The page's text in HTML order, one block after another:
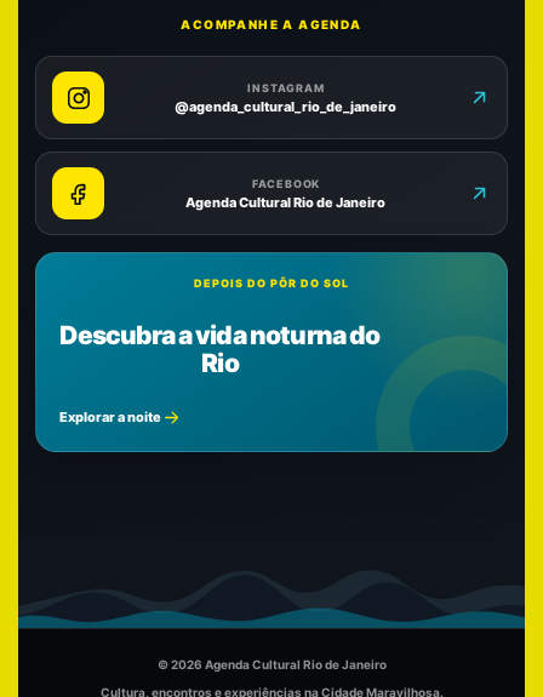
ACOMPANHE A AGENDA
INSTAGRAM
@agenda_cultural_rio_de_janeiro
FACEBOOK
Agenda Cultural Rio de Janeiro
DEPOIS DO PÔR DO SOL
Descubra a vida noturna do
Rio
Explorar a noite
© 2026 Agenda Cultural Rio de Janeiro
Cultura, encontros e experiências na Cidade Maravilhosa.